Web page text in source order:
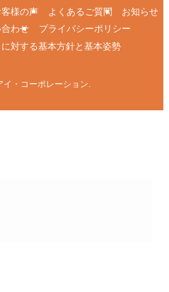
客様の声 よくあるご質問
お知らせ
わせ
プライバシーポリシー
対する基本方針と基本姿勢
・コーポレーション.